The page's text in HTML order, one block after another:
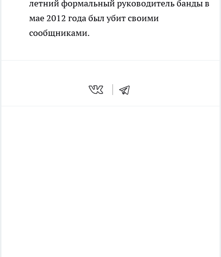
летний формальный руководитель банды в
мае 2012 года был убит своими
сообщниками.